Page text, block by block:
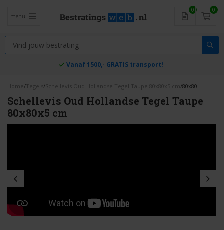
menu
0 0
Vanaf 1500,- GRATIS transport!
Home / Tegels / Schellevis Oud Hollandse Tegel Taupe 80x80x5 cm /80x80
Schellevis Oud Hollandse Tegel Taupe
80x80x5 cm